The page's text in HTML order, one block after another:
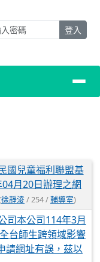
登入
國兒童福利聯盟基
月20日辦理之網
徐靜淩/ 254 /輔導室)
司本公司114年3月
台師生跨領域影響
請網址有誤，茲以